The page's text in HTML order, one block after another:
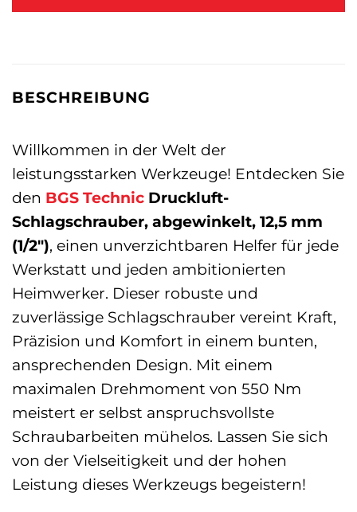
BESCHREIBUNG
Willkommen in der Welt der
leistungsstarken Werkzeuge! Entdecken Sie
den BGS Technic Druckluft-
Schlagschrauber, abgewinkelt, 12,5 mm
(1/2″), einen unverzichtbaren Helfer für jede
Werkstatt und jeden ambitionierten
Heimwerker. Dieser robuste und
zuverlässige Schlagschrauber vereint Kraft,
Präzision und Komfort in einem bunten,
ansprechenden Design. Mit einem
maximalen Drehmoment von 550 Nm
meistert er selbst anspruchsvollste
Schraubarbeiten mühelos. Lassen Sie sich
von der Vielseitigkeit und der hohen
Leistung dieses Werkzeugs begeistern!